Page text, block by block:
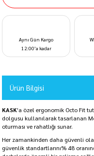
Aynı Gün Kargo
12:00’a kadar
Ürün Bilgisi
KASK'a özel ergonomik Octo Fit
dolgusu kullanılarak tasarlanan
oturması ve rahatlığı sunar.
Her zamankinden daha güvenli
güvenlik standartlarını% 48